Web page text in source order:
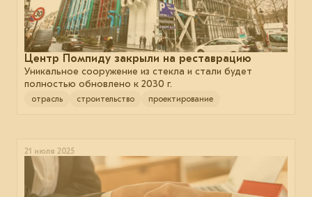
Центр Помпиду закрыли на реставрацию
Уникальное сооружение из стекла и стали будет
полностью обновлено к 2030 г.
отрасль строительство проектирование
21 июля 2025